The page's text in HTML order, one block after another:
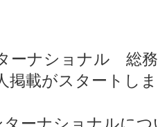
ーナショナル 総
載がスタートし